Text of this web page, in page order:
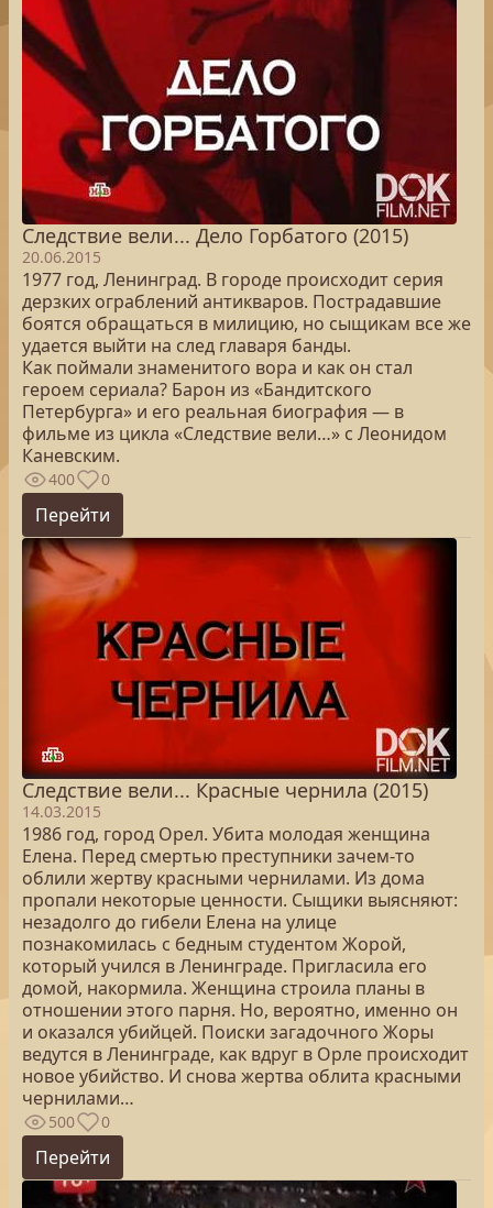
Следствие вели... Дело Горбатого (2015)
20.06.2015
1977 год, Ленинград. В городе происходит серия
дерзких ограблений антикваров. Пострадавшие
боятся обращаться в милицию, но сыщикам все же
удается выйти на след главаря банды.
Как поймали знаменитого вора и как он стал
героем сериала? Барон из «Бандитского
Петербурга» и его реальная биография — в
фильме из цикла «Следствие вели…» с Леонидом
Каневским.
400 0
Перейти
Следствие вели... Красные чернила (2015)
14.03.2015
1986 год, город Орел. Убита молодая женщина
Елена. Перед смертью преступники зачем-то
облили жертву красными чернилами. Из дома
пропали некоторые ценности. Сыщики выясняют:
незадолго до гибели Елена на улице
познакомилась с бедным студентом Жорой,
который учился в Ленинграде. Пригласила его
домой, накормила. Женщина строила планы в
отношении этого парня. Но, вероятно, именно он
и оказался убийцей. Поиски загадочного Жоры
ведутся в Ленинграде, как вдруг в Орле происходит
новое убийство. И снова жертва облита красными
чернилами…
500 0
Перейти